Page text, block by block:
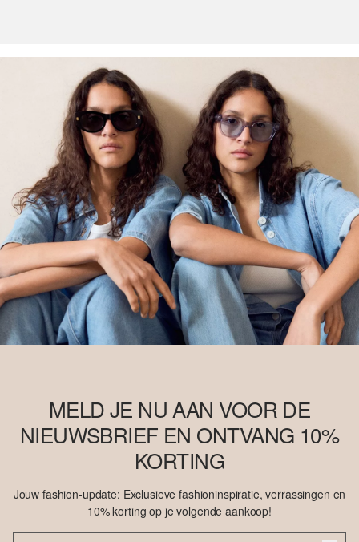
MELD JE NU AAN VOOR DE
NIEUWSBRIEF EN ONTVANG 10%
KORTING
Jouw fashion-update: Exclusieve fashioninspiratie, verrassingen en
10% korting op je volgende aankoop!